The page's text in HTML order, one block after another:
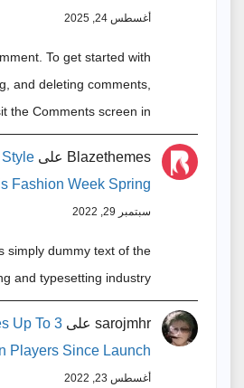
أغسطس 24, 2025
To get started with
and deleting comments,
the Comments screen in…
Blazethemes على
Fashion Week Spring
سبتمبر 29, 2022
simply dummy text of the
and typesetting industry.
sarojmhr على Up To 3
Players Since Launch
أغسطس 23, 2022